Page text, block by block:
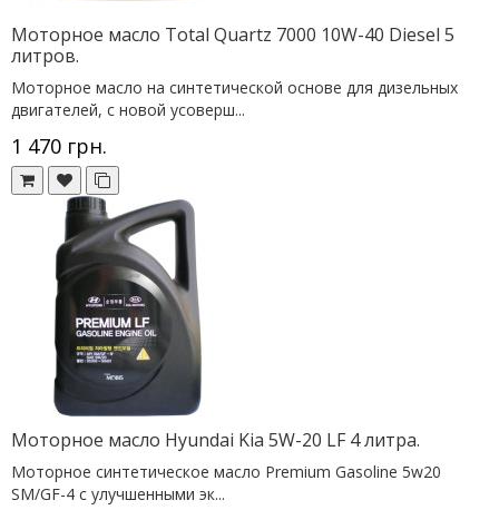
Моторное масло Total Quartz 7000 10W-40 Diesel 5
литров.
Моторное масло на синтетической основе для дизельных
двигателей, с новой усоверш...
1 470 грн.
Моторное масло Hyundai Kia 5W-20 LF 4 литра.
Моторное синтетическое масло Premium Gasoline 5w20
SM/GF-4 с улучшенными эк...